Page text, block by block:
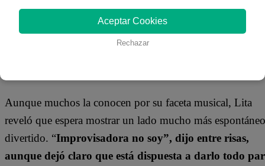
oportunidad”, comentó Lita.Además, confesó que
sabe cómo se desenvolverá, pero aseguró que lo más
Aunque muchos la conocen por su faceta musical, Lita
reveló que espera mostrar un lado mucho más
divertido. “Improvisadora no soy”, dijo entre risas,
aunque dejó claro que está dispuesta a darlo todo
Aceptar Cookies
Rechazar